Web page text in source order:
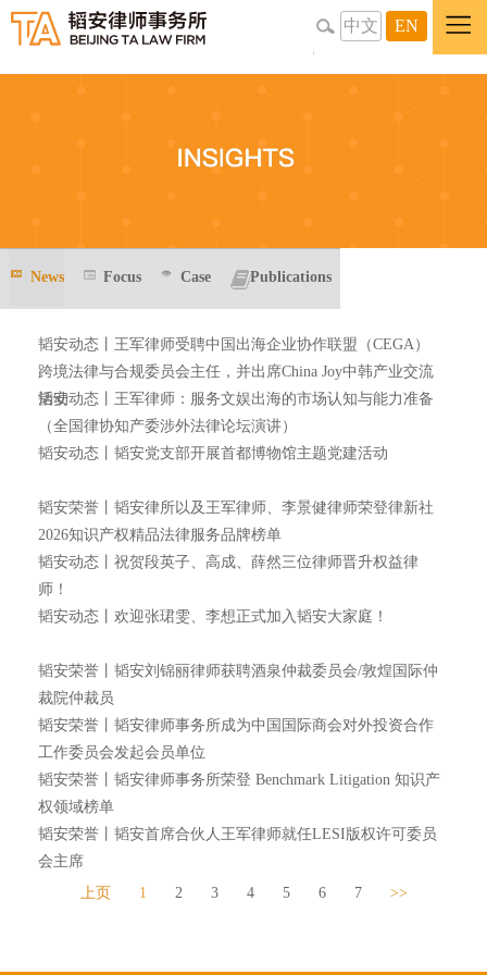
中文 EN
News Focus Case Publications
韬安动态丨王军律师受聘中国出海企业协作联盟（CEGA）
跨境法律与合规委员会主任，并出席China Joy中韩产业交流
活动
韬安动态丨王军律师：服务文娱出海的市场认知与能力准备
（全国律协知产委涉外法律论坛演讲）
韬安动态丨韬安党支部开展首都博物馆主题党建活动
韬安荣誉丨韬安律所以及王军律师、李景健律师荣登律新社
2026知识产权精品法律服务品牌榜单
韬安动态丨祝贺段英子、高成、薛然三位律师晋升权益律
师！
韬安动态丨欢迎张珺雯、李想正式加入韬安大家庭！
韬安荣誉丨韬安刘锦丽律师获聘酒泉仲裁委员会/敦煌国际仲
裁院仲裁员
韬安荣誉丨韬安律师事务所成为中国国际商会对外投资合作
工作委员会发起会员单位
韬安荣誉丨韬安律师事务所荣登 Benchmark Litigation 知识产
权领域榜单
韬安荣誉丨韬安首席合伙人王军律师就任LESI版权许可委员
会主席
上页
1 2 3 4 5 6 7 >>